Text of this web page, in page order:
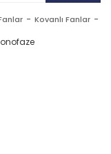
Kovanlı Fanlar